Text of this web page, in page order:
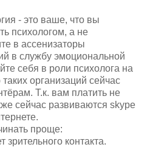
- это ваше, что вы
психологом, а не
в ассенизаторы
в службу эмоциональной
себя в роли психолога на
организаций сейчас
Т.к. вам платить не
сейчас развиваются skype
проще:
контакта.